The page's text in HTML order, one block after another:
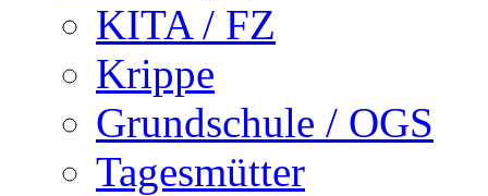
KITA / FZ
Krippe
Grundschule / OGS
Tagesmütter